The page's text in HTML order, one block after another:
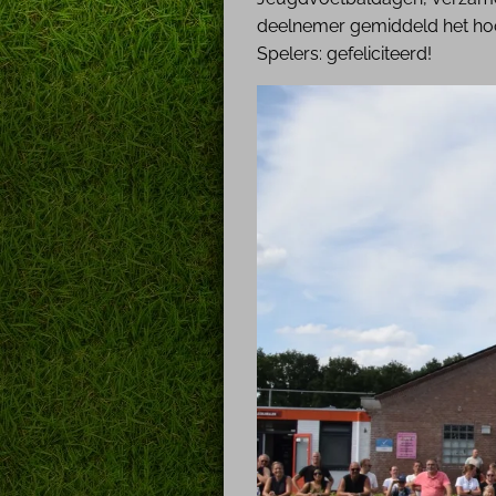
deelnemer gemiddeld het
Spelers: gefeliciteerd!